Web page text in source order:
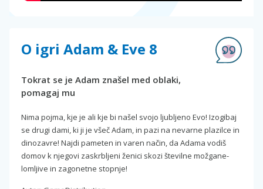
O igri Adam & Eve 8
Tokrat se je Adam znašel med oblaki,
pomagaj mu
Nima pojma, kje je ali kje bi našel svojo ljubljeno Evo! Izogibaj
se drugi dami, ki ji je všeč Adam, in pazi na nevarne plazilce in
dinozavre! Najdi pameten in varen način, da Adama vodiš
domov k njegovi zaskrbljeni ženici skozi številne možgane-
lomljive in zagonetne stopnje!